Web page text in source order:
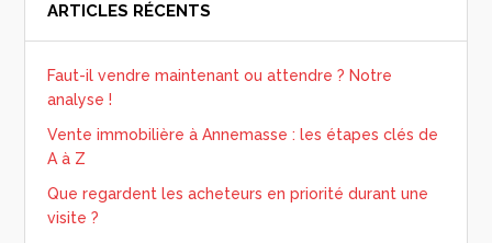
ARTICLES RÉCENTS
Faut-il vendre maintenant ou attendre ? Notre
analyse !
Vente immobilière à Annemasse : les étapes clés de
A à Z
Que regardent les acheteurs en priorité durant une
visite ?